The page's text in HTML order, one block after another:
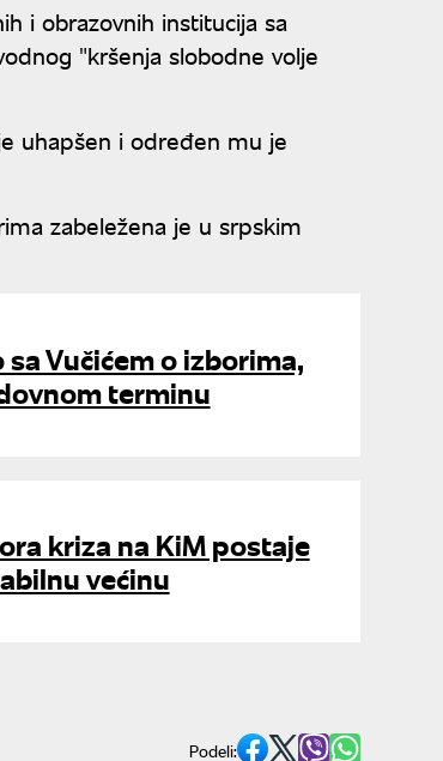
i obrazovnih institucija sa
"kršenja slobodne volje
uhapšen i određen mu je
zabeležena je u srpskim
Vučićem o izborima,
terminu
kriza na KiM postaje
većinu
Podeli: